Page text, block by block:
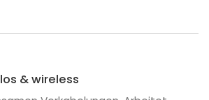
& wireless